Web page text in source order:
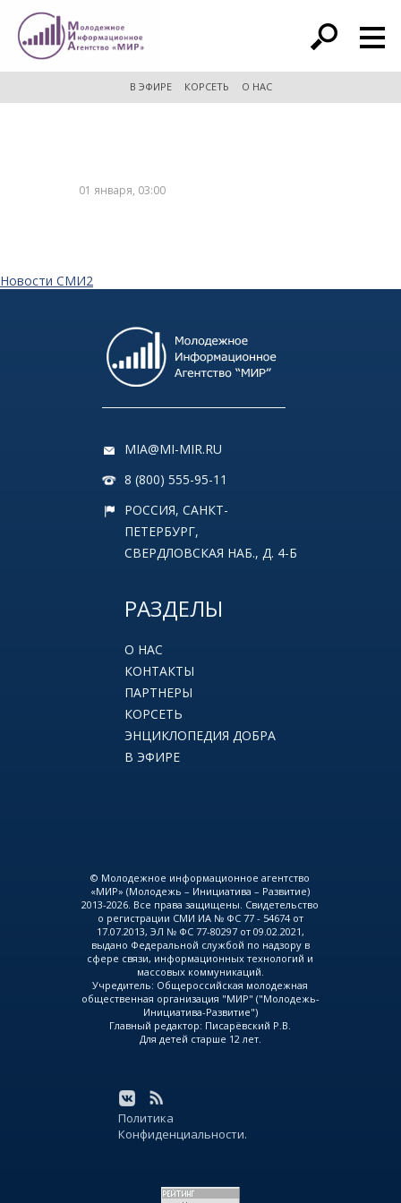
расширенный поиск
В ЭФИРЕ КОРСЕТЬ О НАС
01 января, 03:00
Новости СМИ2
MIA@MI-MIR.RU
8 (800) 555-95-11
РОССИЯ, САНКТ-
ПЕТЕРБУРГ,
СВЕРДЛОВСКАЯ НАБ., Д. 4-Б
РАЗДЕЛЫ
О НАС
КОНТАКТЫ
ПАРТНЕРЫ
КОРСЕТЬ
ЭНЦИКЛОПЕДИЯ ДОБРА
В ЭФИРЕ
© Молодежное информационное агентство
«МИР» (Молодежь – Инициатива – Развитие)
2013-2026. Все права защищены. Свидетельство
о регистрации СМИ ИА № ФС 77 - 54674 от
17.07.2013, ЭЛ № ФС 77-80297 от 09.02.2021,
выдано Федеральной службой по надзору в
сфере связи, информационных технологий и
массовых коммуникаций.
Учредитель: Общероссийская молодежная
общественная организация "МИР" ("Молодежь-
Инициатива-Развитие")
Главный редактор: Писарёвский Р.В.
Для детей старше 12 лет.
Политика
Конфиденциальности.